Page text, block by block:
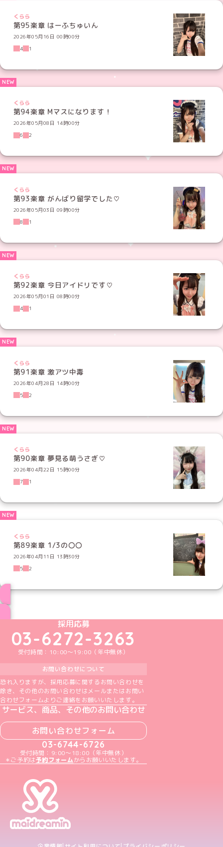
くらら
第95楽章 はーふちゅいん
2026年05月16日 00時00分
4
1
くらら
第94楽章 Mマスになります！
2026年05月08日 14時00分
6
2
くらら
第93楽章 がんばり留学でした♡
2026年05月03日 09時00分
8
1
くらら
第92楽章 今日アイドリです♡
2026年05月01日 08時00分
4
1
くらら
第91楽章 激アツ中毒
2026年04月28日 14時00分
5
2
くらら
第90楽章 夢見る萌うさぎ♡
2026年04月22日 15時00分
7
1
くらら
第89楽章 1/3の〇〇
2026年04月11日 13時30分
5
2
めいどりーみんTikTok公式アカウント
めいどりーみんX公式アカウント
めいどりーみんInstagram公式アカウント
めいどりーみんFacebook公式アカウン
めいどりーみんYouTube公式アカ
採用応募
03-6272-3263
受付時間：10:00～19:00（年中無休）
お問い合わせについて
恐れ入りますが、採用応募に関するお問い合わせを
除き、その他のお問い合わせはメールまたはお問い
合わせフォームよりご連絡をお願いいたします。
サービス、商品、その他のお問い合わせ
お問い合わせフォーム
03-6744-6726
受付時間：9:00～18:00（年中無休）
＊ご予約は予約フォームからお願いいたします。